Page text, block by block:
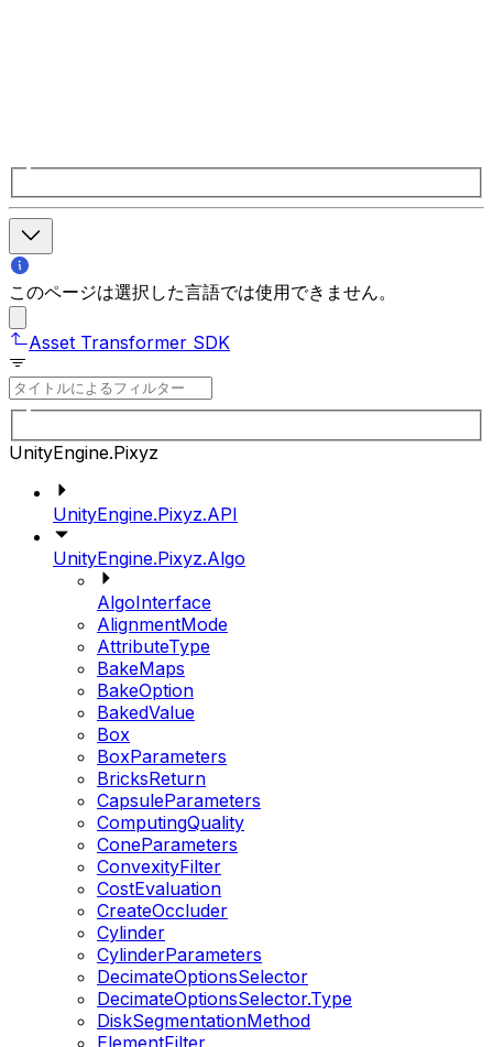
このページは選択した言語では使用できません。
Asset Transformer SDK
UnityEngine.Pixyz
UnityEngine.Pixyz.API
UnityEngine.Pixyz.Algo
AlgoInterface
AlignmentMode
AttributeType
BakeMaps
BakeOption
BakedValue
Box
BoxParameters
BricksReturn
CapsuleParameters
ComputingQuality
ConeParameters
ConvexityFilter
CostEvaluation
CreateOccluder
Cylinder
CylinderParameters
DecimateOptionsSelector
DecimateOptionsSelector.Type
DiskSegmentationMethod
ElementFilter